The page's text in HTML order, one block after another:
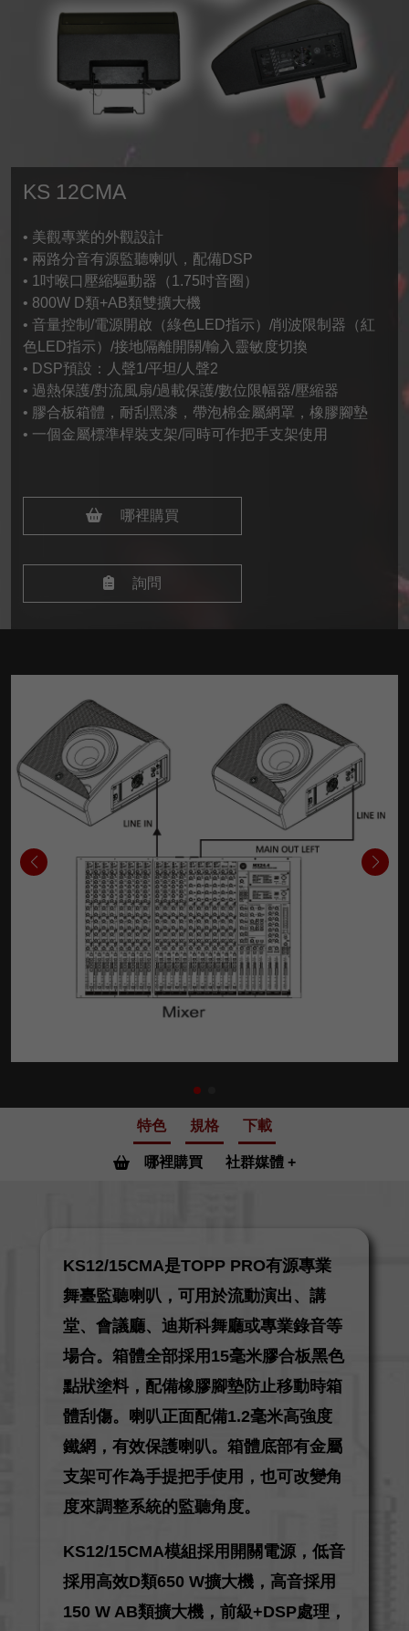
KS 12CMA
• 美觀專業的外觀設計
• 兩路分音有源監聽喇叭，配備DSP
• 1吋喉口壓縮驅動器（1.75吋音圈）
• 800W D類+AB類雙擴大機
• 音量控制/電源開啟（綠色LED指示）/削波限制器（紅
色LED指示）/接地隔離開關/輸入靈敏度切換
• DSP預設：人聲1/平坦/人聲2
• 過熱保護/對流風扇/過載保護/數位限幅器/壓縮器
• 膠合板箱體，耐刮黑漆，帶泡棉金屬網罩，橡膠腳墊
• 一個金屬標準桿裝支架/同時可作把手支架使用
哪裡購買
詢問
特色 規格 下載
哪裡購買 社群媒體
KS12/15CMA是TOPP PRO有源專業
舞臺監聽喇叭，可用於流動演出、講
堂、會議廳、迪斯科舞廳或專業錄音等
場合。箱體全部採用15毫米膠合板黑色
點狀塗料，配備橡膠腳墊防止移動時箱
體刮傷。喇叭正面配備1.2毫米高強度
鐵網，有效保護喇叭。箱體底部有金屬
支架可作為手提把手使用，也可改變角
度來調整系統的監聽角度。
KS12/15CMA模組採用開關電源，低音
採用高效D類650 W擴大機，高音採用
150 W AB類擴大機，前級+DSP處理，